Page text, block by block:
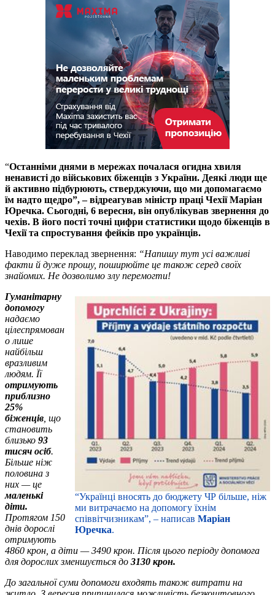
“Останніми днями в мережах почалася огидна хвиля
ненависті до військових біженців з України. Деякі люди ще
й активно підбурюють, стверджуючи, що ми допомагаємо
їм надто щедро”, – відреагував міністр праці Чехії Маріан
Юречка. Сьогодні, 6 вересня, він опублікував звернення до
чехів. В його пості точні цифри статистики щодо біженців в
Чехії та спростування фейків про українців.
Наводимо переклад звернення: “Напишу тут усі важливі
факти й дуже прошу, поширюйте це також серед своїх
знайомих. Не дозволимо злу перемогти!
“Українці вносять до бюджету ЧР більше, ніж
ми витрачаємо на допомогу їхнім
співвітчизникам”, – написав Маріан
Юречка.
Гуманітарну
допомогу
надаємо
цілеспрямован
о лише
найбільш
вразливим
людям. Її
отримують
приблизно
25%
біженців , що
становить
близько 93
тисяч осіб.
Більше ніж
половина з
них — це
маленькі
діти.
Протягом 150
днів дорослі
отримують
4860 крон, а діти — 3490 крон. Після цього періоду допомога
для дорослих зменшується до 3130 крон.
До загальної суми допомоги входять також витрати на